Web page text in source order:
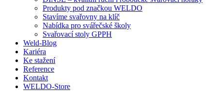
Produkty pod značkou WELDO
Stavíme svařovny na klíč
Nabídka pro svářečské školy
Svařovací stoly GPPH
Weld-Blog
Kariéra
Ke stažení
Reference
Kontakt
WELDO-Store